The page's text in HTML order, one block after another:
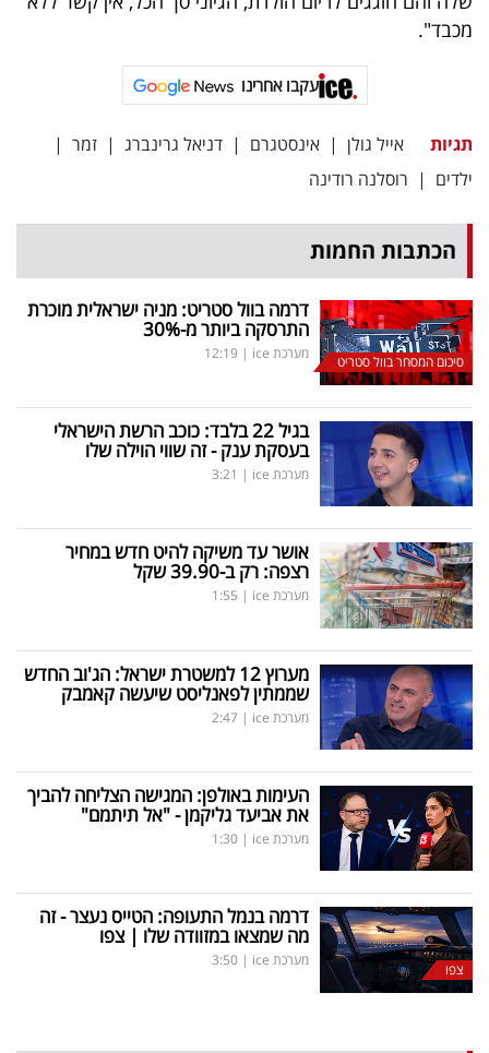
פרסמו
באייס
אחרינו:
מכבד".
עקבו אחרינו
תגיות אייל גולן | אינסטגרם | דניאל גרינברג | זמר |
ילדים | רוסלנה רודינה
הכתבות החמות
סיכום המסחר בוול סטריט
דרמה בוול סטריט: מניה ישראלית מוכרת
התרסקה ביותר מ-30%
מערכת ice |
12:19
בגיל 22 בלבד: כוכב הרשת הישראלי
בעסקת ענק - זה שווי הוילה שלו
מערכת ice |
3:21
אושר עד משיקה להיט חדש במחיר
רצפה: רק ב-39.90 שקל
מערכת ice |
1:55
מערוץ 12 למשטרת ישראל: הג'וב החדש
שממתין לפאנליסט שיעשה קאמבק
מערכת ice |
2:47
העימות באולפן: המגישה הצליחה להביך
את אביעד גליקמן - "אל תיתמם"
מערכת ice |
1:30
צפו
דרמה בנמל התעופה: הטייס נעצר - זה
מה שמצאו במזוודה שלו | צפו
מערכת ice |
3:50